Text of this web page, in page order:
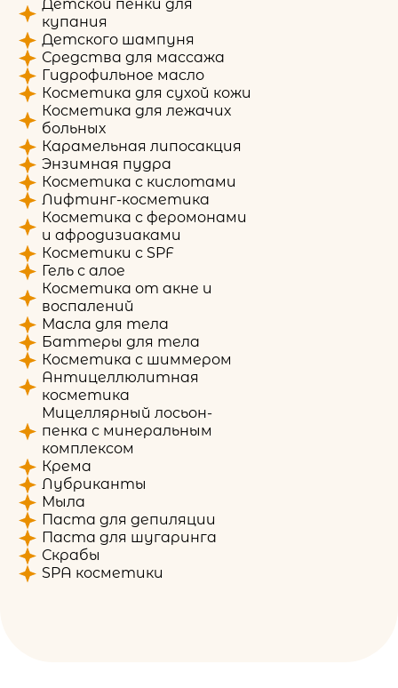
Детской пенки для
купания
Детского шампуня
Средства для массажа
Гидрофильное масло
Косметика для сухой кожи
Косметика для лежачих
больных
Карамельная липосакция
Энзимная пудра
Косметика с кислотами
Лифтинг-косметика
Косметика с феромонами
и афродизиаками
Косметики с SPF
Гель с алое
Косметика от акне и
воспалений
Масла для тела
Баттеры для тела
Косметика с шиммером
Антицеллюлитная
косметика
Мицеллярный лосьон-
пенка с минеральным
комплексом
Крема
Лубриканты
Мыла
Паста для депиляции
Паста для шугаринга
Скрабы
SPA косметики